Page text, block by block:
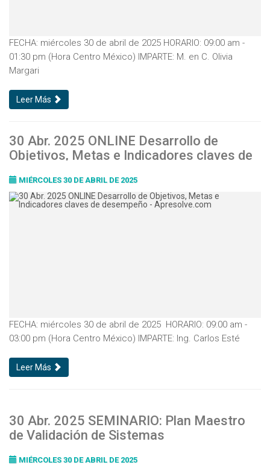
FECHA: miércoles 30 de abril de 2025 HORARIO: 09:00 am -
01:30 pm (Hora Centro México) IMPARTE: M. en C. Olivia
Margari
Leer Más
30 Abr. 2025 ONLINE Desarrollo de
Objetivos, Metas e Indicadores claves de
MIÉRCOLES 30 DE ABRIL DE 2025
FECHA: miércoles 30 de abril de 2025 HORARIO: 09:00 am -
03:00 pm (Hora Centro México) IMPARTE: Ing. Carlos Esté
Leer Más
30 Abr. 2025 SEMINARIO: Plan Maestro
de Validación de Sistemas
MIÉRCOLES 30 DE ABRIL DE 2025